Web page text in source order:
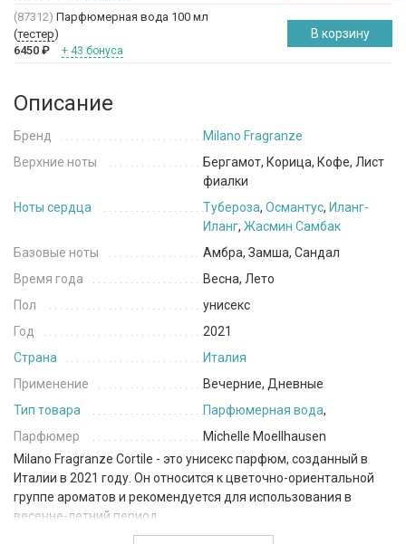
(87312) Парфюмерная вода 100 мл
(тестер)
6450 ₽ + 43 бонуса
В корзину
Описание
Бренд
Milano Fragranze
Верхние ноты
Бергамот, Корица, Кофе, Лист
фиалки
Ноты сердца
Тубероза, Османтус, Иланг-
Иланг, Жасмин Самбак
Базовые ноты
Амбра, Замша, Сандал
Время года
Весна, Лето
Пол
унисекс
Год
2021
Страна
Италия
Применение
Вечерние, Дневные
Тип товара
Парфюмерная вода,
Парфюмер
Michelle Moellhausen
Milano Fragranze Cortile - это унисекс парфюм, созданный в
Италии в 2021 году. Он относится к цветочно-ориентальной
группе ароматов и рекомендуется для использования в
весенне-летний период.